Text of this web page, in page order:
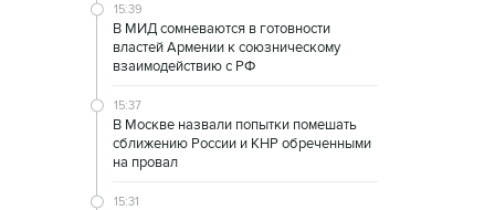
15:39
В МИД сомневаются в готовности
властей Армении к союзническому
взаимодействию с РФ
15:37
В Москве назвали попытки помешать
сближению России и КНР обреченными
на провал
15:31